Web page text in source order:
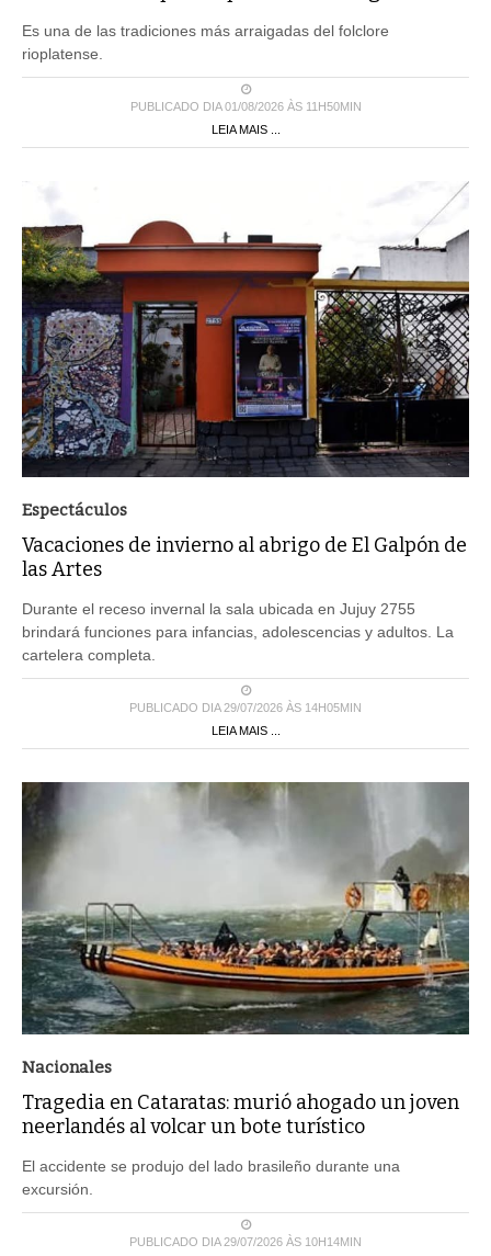
Es una de las tradiciones más arraigadas del folclore
rioplatense.
PUBLICADO DIA 01/08/2026 ÀS 11H50MIN
LEIA MAIS ...
Espectáculos
Vacaciones de invierno al abrigo de El Galpón de
las Artes
Durante el receso invernal la sala ubicada en Jujuy 2755
brindará funciones para infancias, adolescencias y adultos. La
cartelera completa.
PUBLICADO DIA 29/07/2026 ÀS 14H05MIN
LEIA MAIS ...
Nacionales
Tragedia en Cataratas: murió ahogado un joven
neerlandés al volcar un bote turístico
El accidente se produjo del lado brasileño durante una
excursión.
PUBLICADO DIA 29/07/2026 ÀS 10H14MIN